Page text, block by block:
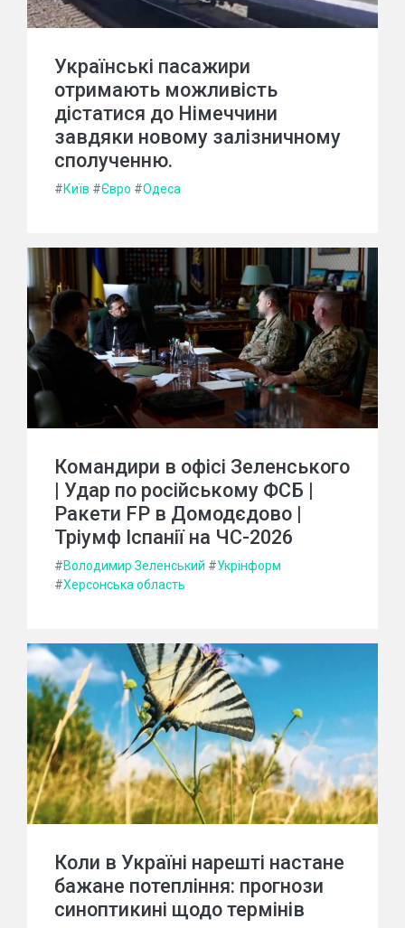
Українські пасажири
отримають можливість
дістатися до Німеччини
завдяки новому залізничному
сполученню.
#Київ #Євро #Одеса
Командири в офісі Зеленського
| Удар по російському ФСБ |
Ракети FP в Домодєдово |
Тріумф Іспанії на ЧС-2026
#Володимир Зеленський #Укрінформ
#Херсонська область
Коли в Україні нарешті настане
бажане потепління: прогнози
синоптикині щодо термінів